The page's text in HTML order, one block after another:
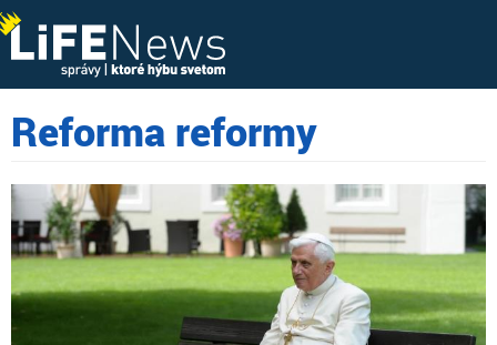
Reforma reformy